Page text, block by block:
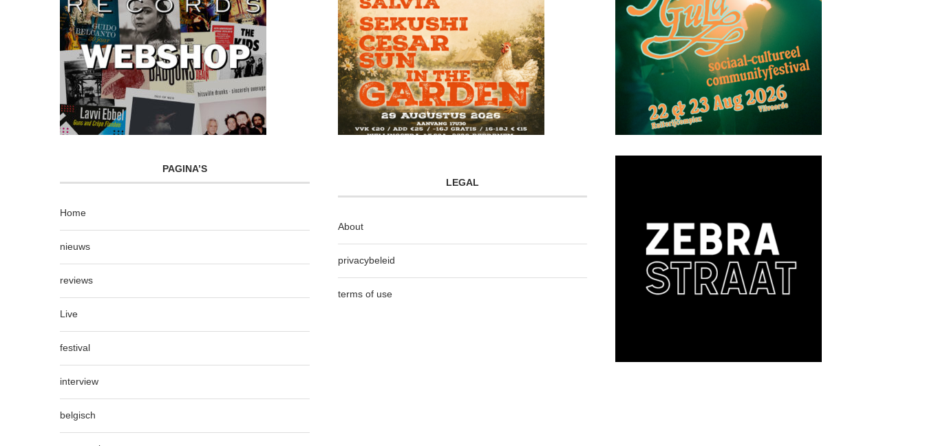
PAGINA’S
Home
nieuws
reviews
Live
festival
interview
belgisch
LEGAL
About
privacybeleid
terms of use